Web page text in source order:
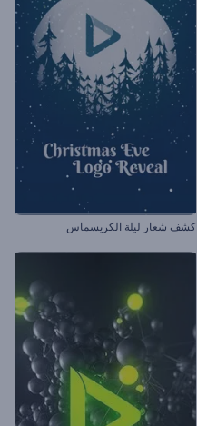
كشف شعار ليلة الكريسماس